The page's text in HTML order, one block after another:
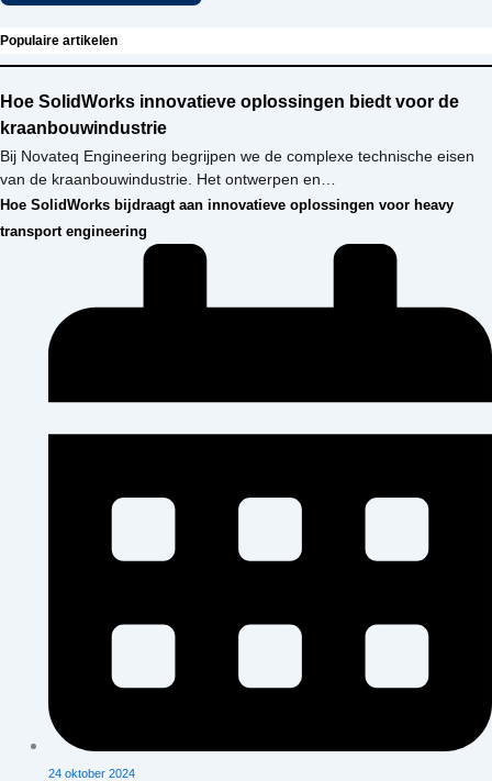
Populaire artikelen
Hoe SolidWorks innovatieve oplossingen biedt voor de
kraanbouwindustrie
Bij Novateq Engineering begrijpen we de complexe technische eisen
van de kraanbouwindustrie. Het ontwerpen en…
Hoe SolidWorks bijdraagt aan innovatieve oplossingen voor heavy
transport engineering
24 oktober 2024